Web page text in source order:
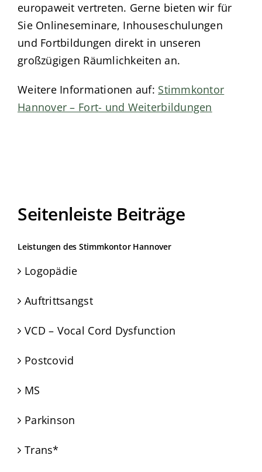
europaweit vertreten. Gerne bieten wir für
Sie Onlineseminare, Inhouseschulungen
und Fortbildungen direkt in unseren
großzügigen Räumlichkeiten an.
Weitere Informationen auf: Stimmkontor
Hannover – Fort- und Weiterbildungen
Seitenleiste Beiträge
Leistungen des Stimmkontor Hannover
Logopädie
Auftrittsangst
VCD – Vocal Cord Dysfunction
Postcovid
MS
Parkinson
Trans*